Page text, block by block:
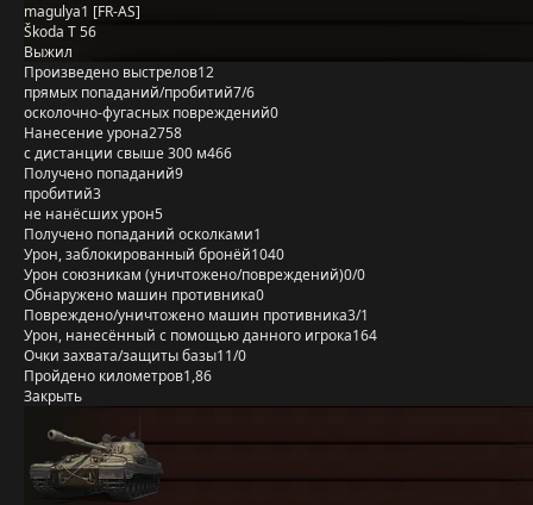
magulya1 [FR-AS]
Škoda T 56
Выжил
Произведено выстрелов12
прямых попаданий/пробитий7/6
осколочно-фугасных повреждений0
Нанесение урона2758
с дистанции свыше 300 м466
Получено попаданий9
пробитий3
не нанёсших урон5
Получено попаданий осколками1
Урон, заблокированный бронёй1040
Урон союзникам (уничтожено/повреждений)0/0
Обнаружено машин противника0
Повреждено/уничтожено машин противника3/1
Урон, нанесённый с помощью данного игрока164
Очки захвата/защиты базы11/0
Пройдено километров1,86
Закрыть